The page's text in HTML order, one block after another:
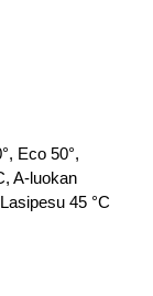
Eco 50°,
A-luokan
45 °C